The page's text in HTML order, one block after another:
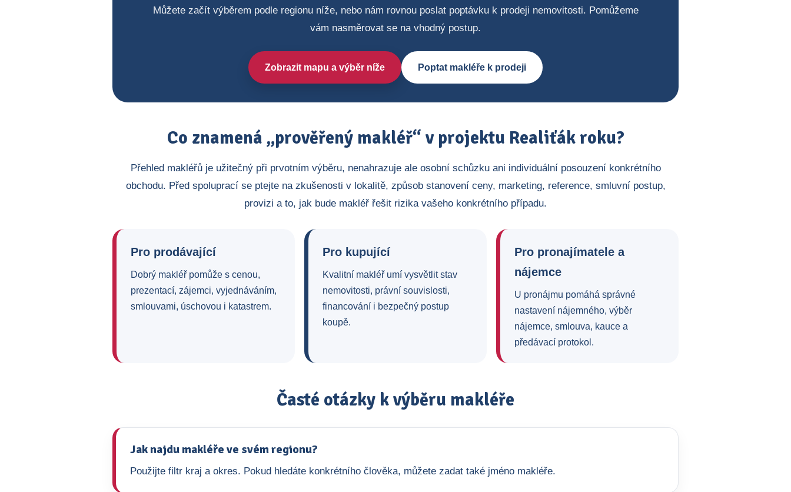
Můžete začít výběrem podle regionu níže, nebo nám rovnou poslat poptávku k prodeji nemovitosti. Pomůžeme
vám nasměrovat se na vhodný postup.
Zobrazit mapu a výběr níže Poptat makléře k prodeji
Co znamená „prověřený makléř“ v projektu Realiťák roku?
Přehled makléřů je užitečný při prvotním výběru, nenahrazuje ale osobní schůzku ani individuální posouzení konkrétního
obchodu. Před spoluprací se ptejte na zkušenosti v lokalitě, způsob stanovení ceny, marketing, reference, smluvní postup,
provizi a to, jak bude makléř řešit rizika vašeho konkrétního případu.
Pro prodávající
Dobrý makléř pomůže s cenou,
prezentací, zájemci, vyjednáváním,
smlouvami, úschovou i katastrem.
Pro kupující
Kvalitní makléř umí vysvětlit stav
nemovitosti, právní souvislosti,
financování i bezpečný postup
koupě.
Pro pronajímatele a
nájemce
U pronájmu pomáhá správné
nastavení nájemného, výběr
nájemce, smlouva, kauce a
předávací protokol.
Časté otázky k výběru makléře
Jak najdu makléře ve svém regionu?
Použijte filtr kraj a okres. Pokud hledáte konkrétního člověka, můžete zadat také jméno makléře.